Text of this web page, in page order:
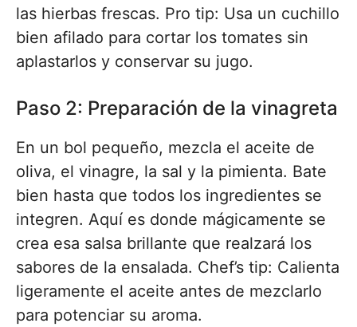
las hierbas frescas. Pro tip: Usa un cuchillo
bien afilado para cortar los tomates sin
aplastarlos y conservar su jugo.
Paso 2: Preparación de la vinagreta
En un bol pequeño, mezcla el aceite de
oliva, el vinagre, la sal y la pimienta. Bate
bien hasta que todos los ingredientes se
integren. Aquí es donde mágicamente se
crea esa salsa brillante que realzará los
sabores de la ensalada. Chef’s tip: Calienta
ligeramente el aceite antes de mezclarlo
para potenciar su aroma.